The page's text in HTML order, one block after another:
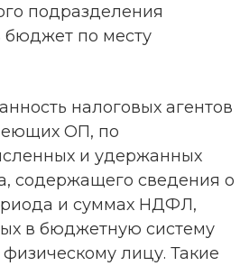
подразделения
бюджет по месту
налоговых агентов
ОП, по
и удержанных
содержащего сведения о
и суммах НДФЛ,
в бюджетную систему
лицу. Такие